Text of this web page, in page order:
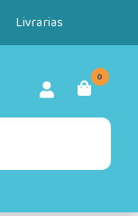
Livrarias
0